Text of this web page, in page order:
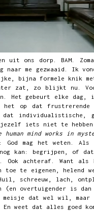
uit ons dorp. BAM.
me gezwaaid. Ik
bijna formele knik met
zat, zo blijkt nu.
Het gebeurt elke dag,
op dat frustrerende
individualistische,
iets niet te hebben
human mind works in
God mag het weten.
kan: begrijpen, of
achteraf. Want als
te eigenen, helend
schreeuw, lach,
(en overtuigender is
dat wel wil,
weet dat alles goed